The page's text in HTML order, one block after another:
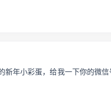
新年小彩蛋，给我一下你的微信